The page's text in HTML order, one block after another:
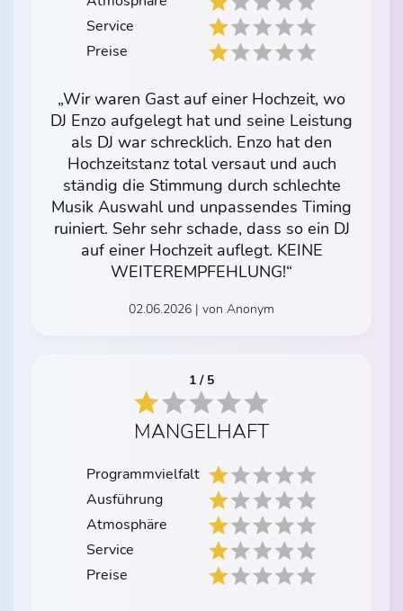
Service
Preise
„Wir waren Gast auf einer Hochzeit, wo
DJ Enzo aufgelegt hat und seine Leistung
als DJ war schrecklich. Enzo hat den
Hochzeitstanz total versaut und auch
ständig die Stimmung durch schlechte
Musik Auswahl und unpassendes Timing
ruiniert. Sehr sehr schade, dass so ein DJ
auf einer Hochzeit auflegt. KEINE
WEITEREMPFEHLUNG!“
02.06.2026 | von Anonym
1 / 5
MANGELHAFT
Programmvielfalt
Ausführung
Atmosphäre
Service
Preise